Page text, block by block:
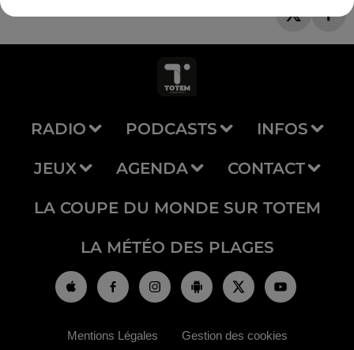
RADIO PODCASTS INFOS
JEUX AGENDA CONTACT
LA COUPE DU MONDE SUR TOTEM
LA MÉTÉO DES PLAGES
Mentions Légales Gestion des cookies